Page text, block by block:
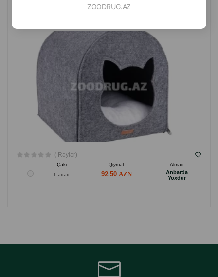
ZOODRUG.AZ
( Rəylər)
Çəki Qiymət
Almaq
1 ədəd
92.50
Anbarda
Yoxdur